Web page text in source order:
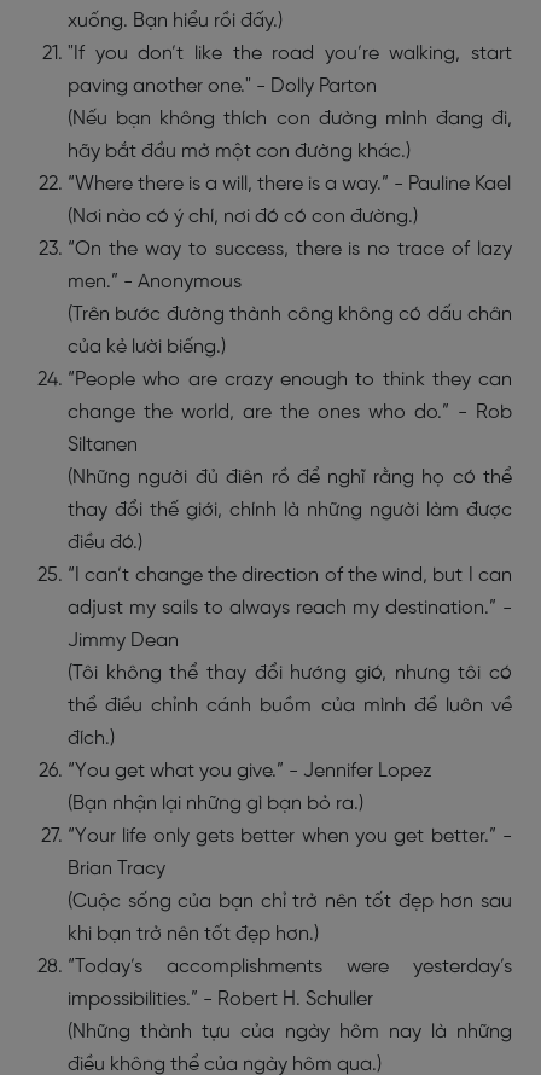
xuống. Bạn hiểu rồi đấy.)
"If you don’t like the road you’re walking, start
paving another one." - Dolly Parton
(Nếu bạn không thích con đường mình đang đi,
hãy bắt đầu mở một con đường khác.)
“Where there is a will, there is a way.” - Pauline Kael
(Nơi nào có ý chí, nơi đó có con đường.)
“On the way to success, there is no trace of lazy
men.” - Anonymous
(Trên bước đường thành công không có dấu chân
của kẻ lười biếng.)
“People who are crazy enough to think they can
change the world, are the ones who do.” - Rob
Siltanen
(Những người đủ điên rồ để nghĩ rằng họ có thể
thay đổi thế giới, chính là những người làm được
điều đó.)
“I can’t change the direction of the wind, but I can
adjust my sails to always reach my destination.” -
Jimmy Dean
(Tôi không thể thay đổi hướng gió, nhưng tôi có
thể điều chỉnh cánh buồm của mình để luôn về
đích.)
“You get what you give.” - Jennifer Lopez
(Bạn nhận lại những gì bạn bỏ ra.)
“Your life only gets better when you get better.” -
Brian Tracy
(Cuộc sống của bạn chỉ trở nên tốt đẹp hơn sau
khi bạn trở nên tốt đẹp hơn.)
“Today’s accomplishments were yesterday’s
impossibilities.” - Robert H. Schuller
(Những thành tựu của ngày hôm nay là những
điều không thể của ngày hôm qua.)